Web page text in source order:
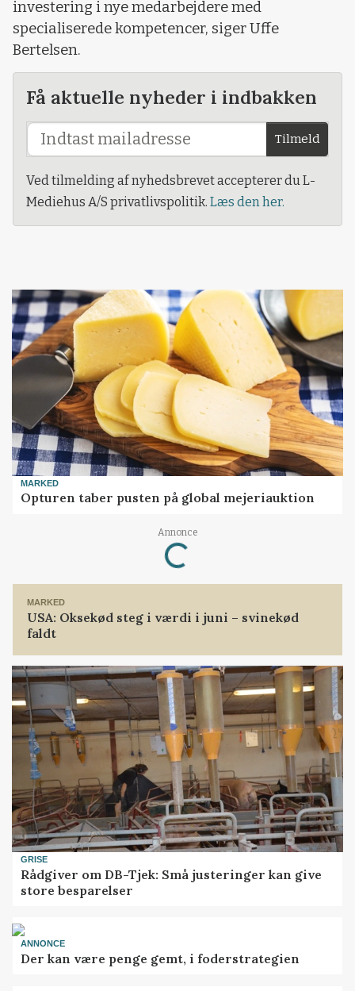
investering i nye medarbejdere med
specialiserede kompetencer, siger Uffe
Bertelsen.
Få aktuelle nyheder i indbakken
Tilmeld
Ved tilmelding af nyhedsbrevet accepterer du L-
Mediehus A/S privatlivspolitik. Læs den her.
MARKED
Opturen taber pusten på global mejeriauktion
Annonce
Loading...
MARKED
USA: Oksekød steg i værdi i juni – svinekød
faldt
GRISE
Rådgiver om DB-Tjek: Små justeringer kan give
store besparelser
ANNONCE
Der kan være penge gemt, i foderstrategien